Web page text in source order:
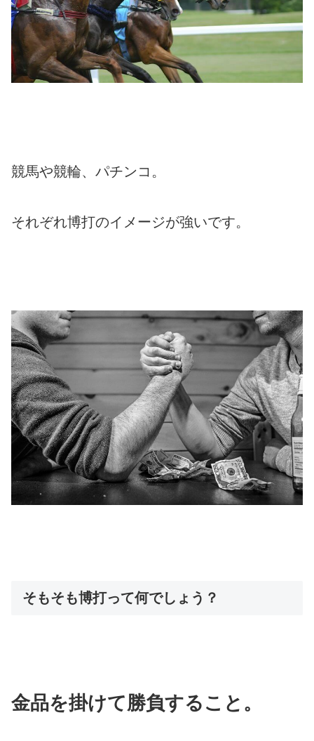
競馬や競輪、パチンコ。
それぞれ博打のイメージが強いです。
そもそも博打って何でしょう？
金品を掛けて勝負すること。